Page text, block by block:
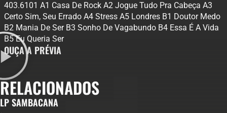
403.6101 A1 Casa De Rock A2 Jogue Tudo Pra Cabeça A3
Certo Sim, Seu Errado A4 Stress A5 Londres B1 Doutor Medo
B2 Mania De Ser B3 Sonho De Vagabundo B4 Essa É A Vida
B5 Eu Queria Ser
OUÇA A PRÉVIA
RELACIONADOS
LP SAMBACANA